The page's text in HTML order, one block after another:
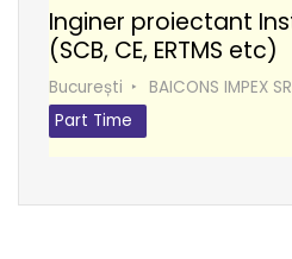
Inginer proiectant
(SCB, CE, ERTMS etc)
București BAICONS IMPEX
Part Time